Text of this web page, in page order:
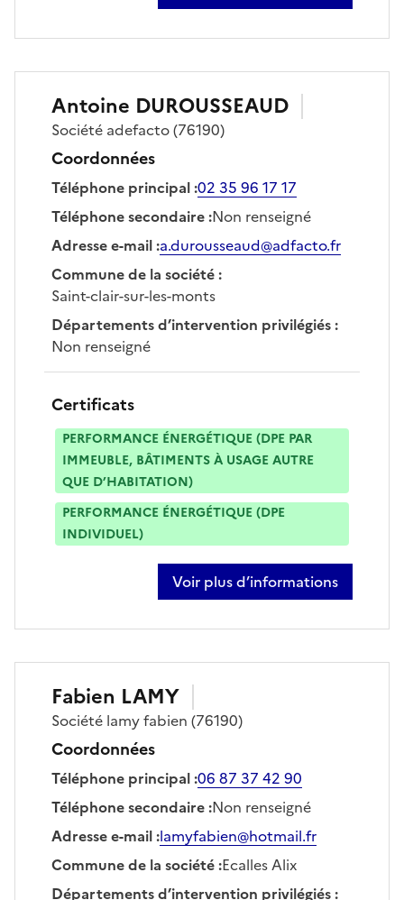
Antoine DUROUSSEAUD
Société adefacto(76190)
Coordonnées
Téléphone principal:02 35 96 17 17
Téléphone secondaire:Non renseigné
Adresse e-mail:a.durousseaud@adfacto.fr
Commune de la société:
Saint-clair-sur-les-monts
Départements d’intervention privilégiés:
Non renseigné
Certificats
PERFORMANCE ÉNERGÉTIQUE (DPE PAR
IMMEUBLE, BÂTIMENTS À USAGE AUTRE
QUE D’HABITATION)
PERFORMANCE ÉNERGÉTIQUE (DPE
INDIVIDUEL)
Voir plus d’informations
sur antoine durousseaud
Fabien LAMY
Société lamy fabien (76190)
Coordonnées
Téléphone principal:06 87 37 42 90
Téléphone secondaire:Non renseigné
Adresse e-mail:lamyfabien@hotmail.fr
Commune de la société:Ecalles Alix
Départements d’intervention privilégiés: